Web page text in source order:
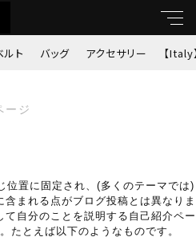
ルト バッグ アクセサリー 【Italy
ージ
位置に固定され、(多くのテーマでは)
まれる点がブログ投稿とは異なりま
自分のことを説明する自己紹介ペー
たとえば以下のようなものです。
べて
ルト